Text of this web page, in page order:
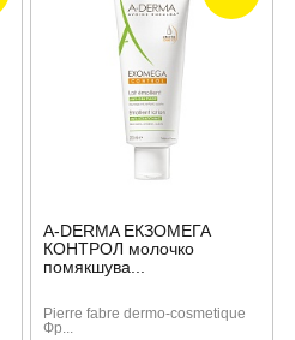
A-DERMA ЕКЗОМЕГА
КОНТРОЛ молочко
помякшува...
Pierre fabre dermo-cosmetique
Фр...